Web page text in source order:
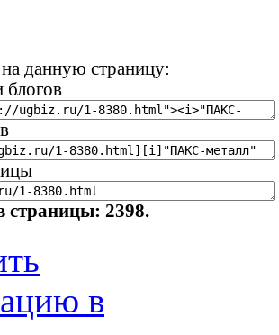
данную страницу:
блогов
страницы: 2398.